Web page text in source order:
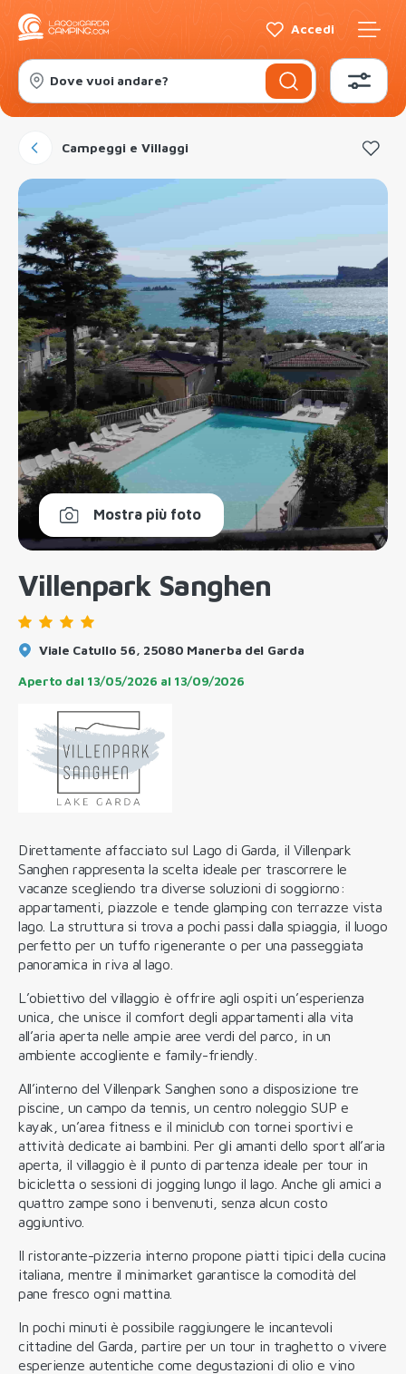
Accedi
Dove vuoi andare?
Campeggi e Villaggi
Mostra più foto
Villenpark Sanghen
Viale Catullo 56, 25080 Manerba del Garda
Aperto dal 13/05/2026 al 13/09/2026
Direttamente affacciato sul Lago di Garda, il Villenpark
Sanghen rappresenta la scelta ideale per trascorrere le
vacanze scegliendo tra diverse soluzioni di soggiorno:
appartamenti, piazzole e tende glamping con terrazze vista
lago. La struttura si trova a pochi passi dalla spiaggia, il luogo
perfetto per un tuffo rigenerante o per una passeggiata
panoramica in riva al lago.
L’obiettivo del villaggio è offrire agli ospiti un’esperienza
unica, che unisce il comfort degli appartamenti alla vita
all’aria aperta nelle ampie aree verdi del parco, in un
ambiente accogliente e family-friendly.
All’interno del Villenpark Sanghen sono a disposizione tre
piscine, un campo da tennis, un centro noleggio SUP e
kayak, un’area fitness e il miniclub con tornei sportivi e
attività dedicate ai bambini. Per gli amanti dello sport all’aria
aperta, il villaggio è il punto di partenza ideale per tour in
bicicletta o sessioni di jogging lungo il lago. Anche gli amici a
quattro zampe sono i benvenuti, senza alcun costo
aggiuntivo.
Il ristorante-pizzeria interno propone piatti tipici della cucina
italiana, mentre il minimarket garantisce la comodità del
pane fresco ogni mattina.
In pochi minuti è possibile raggiungere le incantevoli
cittadine del Garda, partire per un tour in traghetto o vivere
esperienze autentiche come degustazioni di olio e vino